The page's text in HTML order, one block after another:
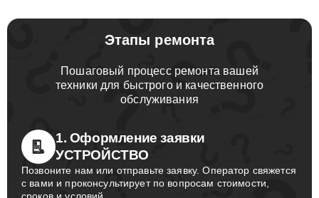
Этапы ремонта
Пошаговый процесс ремонта вашей
техники для быстрого и качественного
1. Оформление заявки
УСТРОЙСТВО
Позвоните нам или отправьте заявку. Оператор свяжется
с вами и проконсультирует по вопросам стоимости,